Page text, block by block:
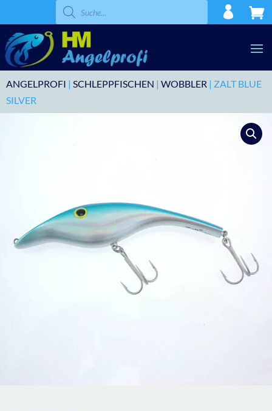
Products
search
ANGELPROFI | SCHLEPPFISCHEN | WOBBLER | ZALT BLUE
SILVER